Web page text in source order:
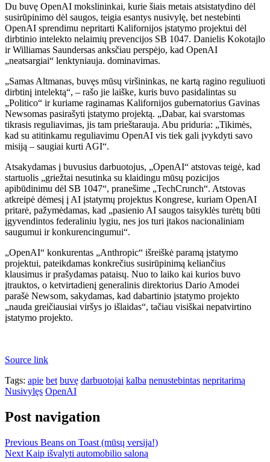
Du buvę OpenAI mokslininkai, kurie šiais metais atsistatydino dėl
susirūpinimo dėl saugos, teigia esantys nusivylę, bet nestebinti
OpenAI sprendimu nepritarti Kalifornijos įstatymo projektui dėl
dirbtinio intelekto nelaimių prevencijos SB 1047. Danielis Kokotajlo
ir Williamas Saundersas anksčiau perspėjo, kad OpenAI
„neatsargiai“ lenktyniauja. dominavimas.
„Samas Altmanas, buvęs mūsų viršininkas, ne kartą ragino reguliuoti
dirbtinį intelektą“, – rašo jie laiške, kuris buvo pasidalintas su
„Politico“ ir kuriame raginamas Kalifornijos gubernatorius Gavinas
Newsomas pasirašyti įstatymo projektą. „Dabar, kai svarstomas
tikrasis reguliavimas, jis tam prieštarauja. Abu priduria: „Tikimės,
kad su atitinkamu reguliavimu OpenAI vis tiek gali įvykdyti savo
misiją – saugiai kurti AGI“.
Atsakydamas į buvusius darbuotojus, „OpenAI“ atstovas teigė, kad
startuolis „griežtai nesutinka su klaidingu mūsų pozicijos
apibūdinimu dėl SB 1047“, pranešime „TechCrunch“. Atstovas
atkreipė dėmesį į AI įstatymų projektus Kongrese, kuriam OpenAI
pritarė, pažymėdamas, kad „pasienio AI saugos taisyklės turėtų būti
įgyvendintos federaliniu lygiu, nes jos turi įtakos nacionaliniam
saugumui ir konkurencingumui“.
„OpenAI“ konkurentas „Anthropic“ išreiškė paramą įstatymo
projektui, pateikdamas konkrečius susirūpinimą keliančius
klausimus ir prašydamas pataisų. Nuo to laiko kai kurios buvo
įtrauktos, o ketvirtadienį generalinis direktorius Dario Amodei
parašė Newsom, sakydamas, kad dabartinio įstatymo projekto
„nauda greičiausiai viršys jo išlaidas“, tačiau visiškai nepatvirtino
įstatymo projekto.
Source link
Tags: apie bet buvę darbuotojai kalba nenustebintas nepritarimą
Nusivylęs OpenAI
Post navigation
Previous Beans on Toast (mūsų versija!)
Next Kaip išvalyti automobilio saloną